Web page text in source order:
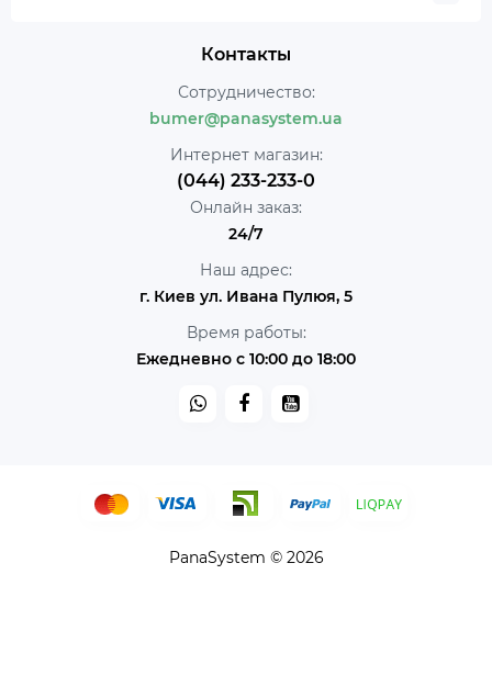
Контакты
Сотрудничество:
bumer@panasystem.ua
Интернет магазин:
(044) 233-233-0
Онлайн заказ:
24/7
Наш адрес:
г. Киев ул. Ивана Пулюя, 5
Время работы:
Ежедневно с 10:00 до 18:00
PanaSystem © 2026